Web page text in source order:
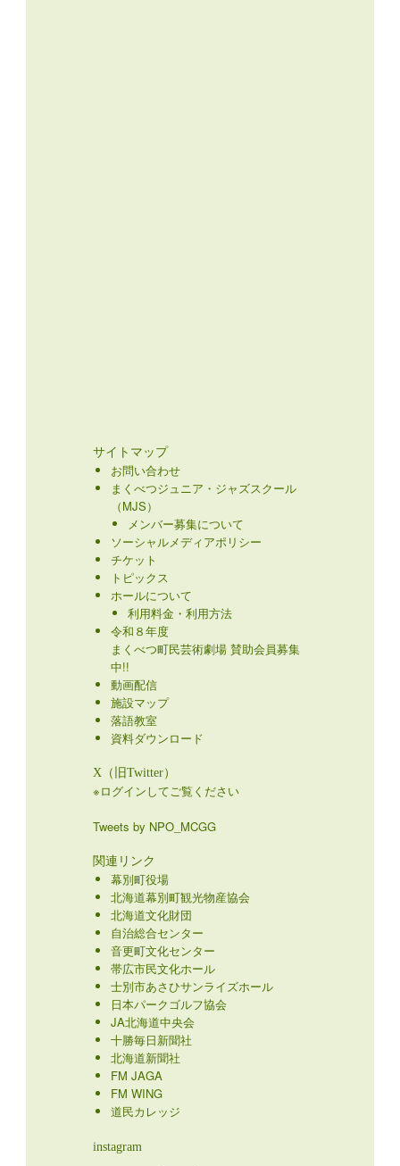
サイトマップ
お問い合わせ
まくべつジュニア・ジャズスクール
（MJS）
メンバー募集について
ソーシャルメディアポリシー
チケット
トピックス
ホールについて
利用料金・利用方法
令和８年度
まくべつ町民芸術劇場 賛助会員募集
中!!
動画配信
施設マップ
落語教室
資料ダウンロード
X（旧Twitter）
※ログインしてご覧ください
Tweets by NPO_MCGG
関連リンク
幕別町役場
北海道幕別町観光物産協会
北海道文化財団
自治総合センター
音更町文化センター
帯広市民文化ホール
士別市あさひサンライズホール
日本パークゴルフ協会
JA北海道中央会
十勝毎日新聞社
北海道新聞社
FM JAGA
FM WING
道民カレッジ
instagram